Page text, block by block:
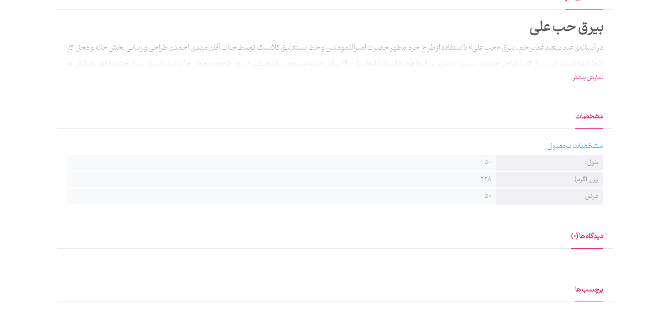
بیرق حب علی
در آستانه‌ی عید سعید غدیر خم، بیرق «حب علی» با استفاده از طرح حرم مطهر حضرت امیراللمومنین و خط نستعلیق کلاسیک توسط جناب آقای مهدی احمدی طراحی و زیبایی بخش خانه و محل کار
شما شده است. این بیرق که با طراحی جدیدی نسبت به سایر بیرق‌ها همراه است با ابعاد 50×140 سانتی‌متر به شیوه‌ی سابلیمیشن برروی پارچه‌ی مخمل چاپ شده است. بیرق جدید ماهد، منقش به
حدیث شریف « علی حبه جنه قسیم النار و الجنه» شده است که می‌تواند زیبایی خانه های شما را در عید غدیر به همراه داشته باشد.
نمایش بیشتر
مشخصات
مشخصات محصول
طول
50
وزن (گرم)
228
عرض
50
دیدگاه ها (0)
برچسب ها